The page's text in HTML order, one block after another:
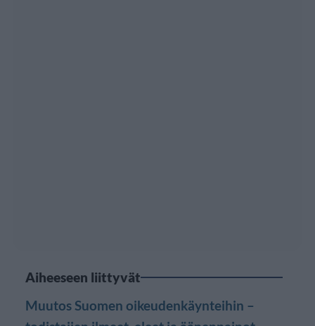
Aiheeseen liittyvät
Muutos Suomen oikeudenkäynteihin –